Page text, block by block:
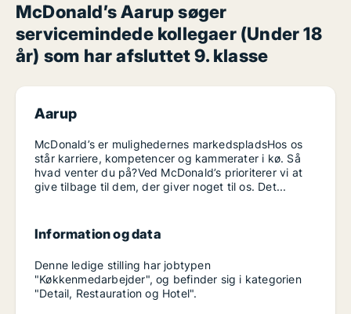
McDonald’s Aarup søger
servicemindede kollegaer (Under 18
år) som har afsluttet 9. klasse
Aarup
McDonald’s er mulighedernes markedspladsHos os
står karriere, kompetencer og kammerater i kø. Så
hvad venter du på?Ved McDonald’s prioriterer vi at
give tilbage til dem, der giver noget til os. Det...
Information og data
Denne ledige stilling har jobtypen
"Køkkenmedarbejder", og befinder sig i kategorien
"Detail, Restauration og Hotel".